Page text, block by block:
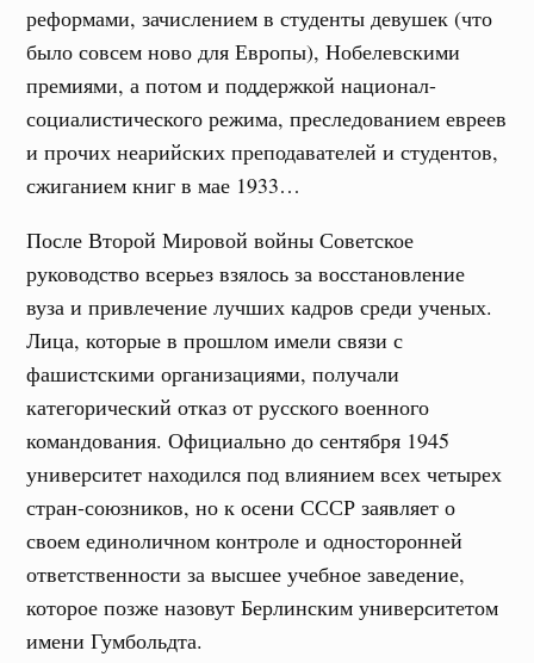
реформами, зачислением в студенты девушек (что
было совсем ново для Европы), Нобелевскими
премиями, а потом и поддержкой национал-
социалистического режима, преследованием евреев
и прочих неарийских преподавателей и студентов,
сжиганием книг в мае 1933…
После Второй Мировой войны Советское
руководство всерьез взялось за восстановление
вуза и привлечение лучших кадров среди ученых.
Лица, которые в прошлом имели связи с
фашистскими организациями, получали
категорический отказ от русского военного
командования. Официально до сентября 1945
университет находился под влиянием всех четырех
стран-союзников, но к осени СССР заявляет о
своем единоличном контроле и односторонней
ответственности за высшее учебное заведение,
которое позже назовут Берлинским университетом
имени Гумбольдта.